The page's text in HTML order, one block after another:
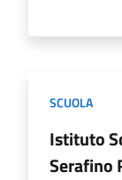
SCUOLA
Istituto
Serafino